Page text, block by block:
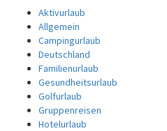
Aktivurlaub
Allgemein
Campingurlaub
Deutschland
Familienurlaub
Gesundheitsurlaub
Golfurlaub
Gruppenreisen
Hotelurlaub